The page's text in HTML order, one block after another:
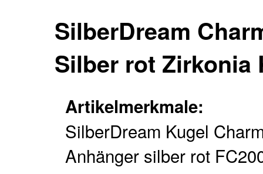
SilberDream
Silber rot Zirkonia
Artikelmerkmale:
SilberDream Kugel
Anhänger silber rot